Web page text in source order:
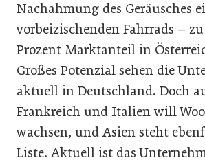
Nachahmung des Geräusches
vorbeizischenden Fahrrads –
Prozent Marktanteil in
Großes Potenzial sehen die
aktuell in Deutschland. Doch
Frankreich und Italien will
wachsen, und Asien steht
Liste. Aktuell ist das